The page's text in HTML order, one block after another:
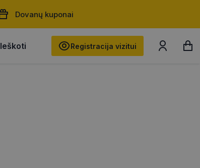
Dovanų kuponai
Ieškoti
Ieškoti
Registracija vizitui